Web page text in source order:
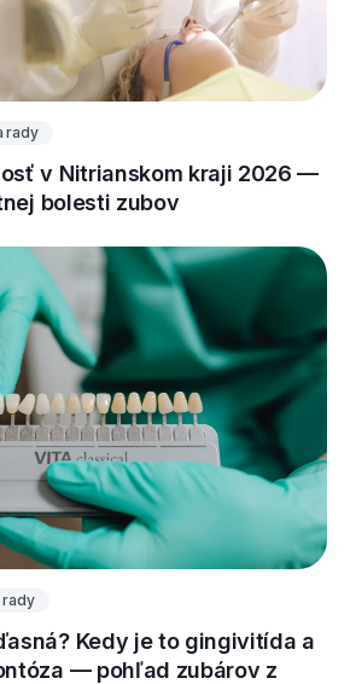
rady
v Nitrianskom kraji 2026 —
bolesti zubov
rady
Kedy je to gingivitída a
— pohľad zubárov z